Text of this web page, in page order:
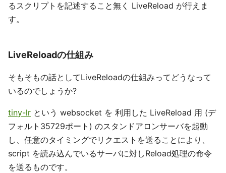
るスクリプトを記述すること無く LiveReload が行えま
す。
LiveReloadの仕組み
そもそもの話としてLiveReloadの仕組みってどうなって
いるのでしょうか?
tiny-lr という websocket を 利用した LiveReload 用 (デ
フォルト35729ポート) のスタンドアロンサーバを起動
し、任意のタイミングでリクエストを送ることにより、
script を読み込んでいるサーバに対しReload処理の命令
を送るものです。